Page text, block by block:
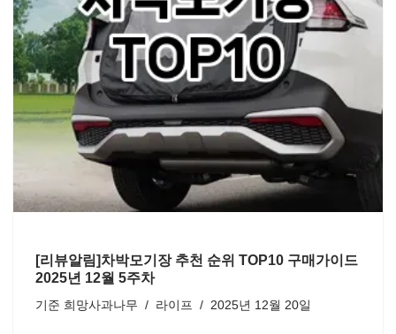
[리뷰알림]차박모기장 추천 순위 TOP10 구매가이드
2025년 12월 5주차
기준 희망사과나무 라이프 2025년 12월 20일